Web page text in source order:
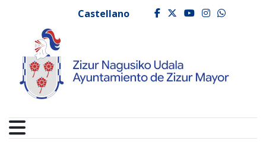
Ayuntamiento de
Castellano facebook
twitter
youtube